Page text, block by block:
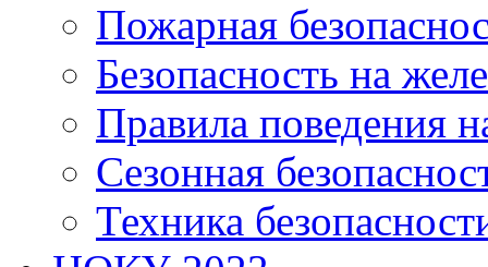
Пожарная
Безопасность на
Правила поведения
Сезонная
Техника